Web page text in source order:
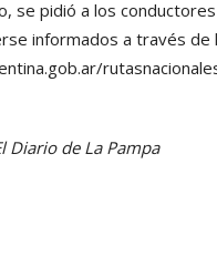
se pidió a los
informados a través de
Diario de La Pampa